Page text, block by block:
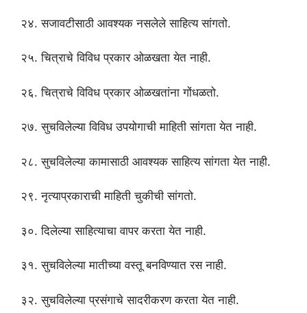
२४. सजावटीसाठी आवश्यक नसलेले साहित्य सांगतो.
२५. चित्राचे विविध प्रकार ओळखता येत नाही.
२६. चित्राचे विविध प्रकार ओळखतांना गोंधळतो.
२७. सुचविलेल्या विविध उपयोगाची माहिती सांगता येत नाही.
२८. सुचविलेल्या कामासाठी आवश्यक साहित्य सांगता येत नाही.
२९. नृत्याप्रकाराची माहिती चुकीची सांगतो.
३०. दिलेल्या साहित्याचा वापर करता येत नाही.
३१. सुचविलेल्या मातीच्या वस्तू बनविण्यात रस नाही.
३२. सुचविलेल्या प्रसंगाचे सादरीकरण करता येत नाही.